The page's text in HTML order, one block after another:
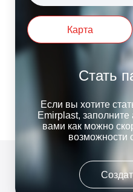
Карта
Стать
Если вы хотите
Emirplast,
вами как можно
возможности